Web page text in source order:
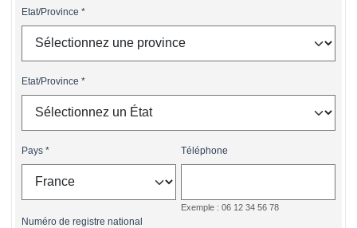
Etat/Province
Etat/Province
Pays Téléphone
Exemple : 06 12 34 56 78
Numéro de registre national